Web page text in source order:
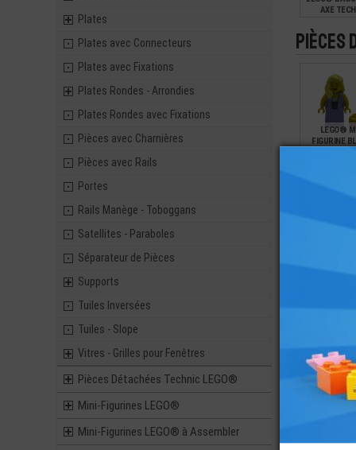
Plates
Plates avec Connecteurs
Plates avec Fixations
Plates Rondes - Arrondies
Plates Rondes avec Fixations
Pièces avec Charnières
Pièces avec Rails
Portes
Rails Manège - Toboggans
Satellites - Paraboles
Séparateur de Pièces
Supports
Tuiles Inversées
Tuiles - Slope
Vitres - Grilles pour Fenêtres
Pièces Détachées Technic LEGO®
Mini-Figurines LEGO®
Mini-Figurines LEGO® à Assembler
AXE
€
Pièces
LEGO®
FIGURINE